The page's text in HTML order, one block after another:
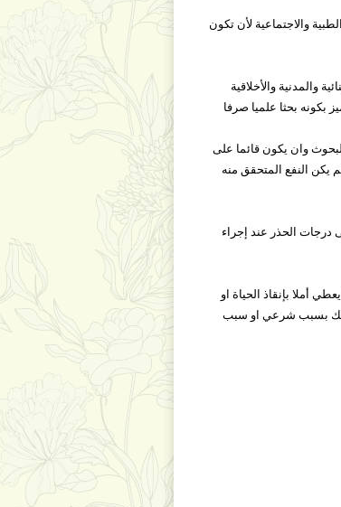
والطبية والاجتماعية لأن تكون
الجنائية والمدنية والأخلاقية
بكونه بحثا علميا صرفا
إجراء البحوث وان يكون قائما على
النفع المتحقق منه
الحذر عند إجراء
أملا بإنقاذ الحياة او
ذلك بسبب شرعي او سبب